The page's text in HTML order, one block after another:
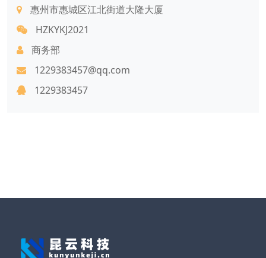
惠州市惠城区江北街道大隆大厦
HZKYKJ2021
商务部
1229383457@qq.com
1229383457